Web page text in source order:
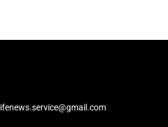
lifenews.service@gmail.com